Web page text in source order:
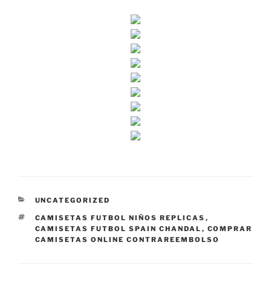
CATEGORÍAS
UNCATEGORIZED
ETIQUETAS
CAMISETAS FUTBOL NIÑOS REPLICAS ,
CAMISETAS FUTBOL SPAIN CHANDAL , COMPRAR
CAMISETAS ONLINE CONTRAREEMBOLSO